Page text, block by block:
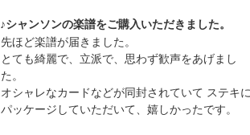
♪シャンソンの楽譜をご購入いただきました。
先ほど楽譜が届きました。
とても綺麗で、立派で、思わず歓声をあげまし
た。
オシャレなカードなどが同封されていて ステキに
パッケージしていただいて、嬉しかったです。